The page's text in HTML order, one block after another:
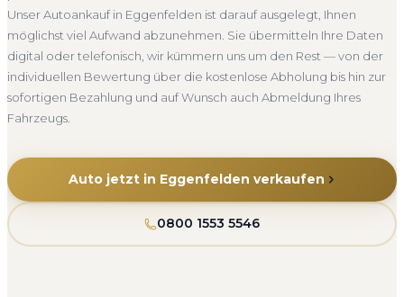
Unser Autoankauf in Eggenfelden ist darauf ausgelegt, Ihnen
möglichst viel Aufwand abzunehmen. Sie übermitteln Ihre Daten
digital oder telefonisch, wir kümmern uns um den Rest — von der
individuellen Bewertung über die kostenlose Abholung bis hin zur
sofortigen Bezahlung und auf Wunsch auch Abmeldung Ihres
Fahrzeugs.
Auto jetzt in Eggenfelden verkaufen
0800 1553 5546